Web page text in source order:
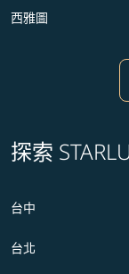
西雅圖
探索
台中
台北